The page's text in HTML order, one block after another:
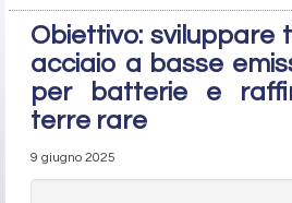
Obiettivo: sviluppare
acciaio a basse
per batterie e
terre rare
9 giugno 2025